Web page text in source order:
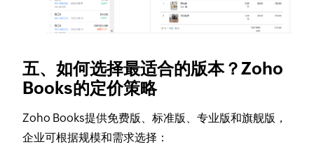
五、如何选择最适合的版本？Zoho
Books的定价策略
Zoho Books提供免费版、标准版、专业版和旗舰版，
企业可根据规模和需求选择：